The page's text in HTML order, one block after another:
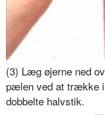
(3) Læg øjerne ned
pælen ved at trække i
dobbelte halvstik.